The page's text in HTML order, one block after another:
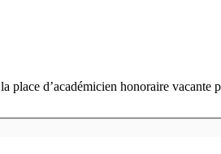
place d’académicien honoraire